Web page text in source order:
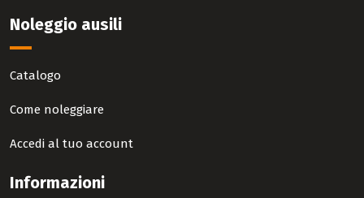
Noleggio ausili
Catalogo
Come noleggiare
Accedi al tuo account
Informazioni